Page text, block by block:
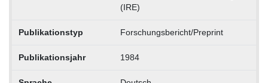
(IRE)
Publikationstyp Forschungsbericht/Preprint
Publikationsjahr 1984